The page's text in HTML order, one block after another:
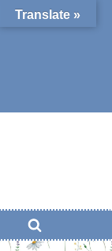
Translate »